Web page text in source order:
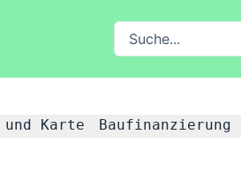
Suche auf FMH.de
und Karte Baufinanzierung